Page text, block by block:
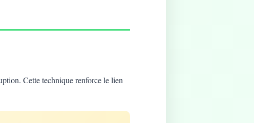
Cette technique renforce le lien